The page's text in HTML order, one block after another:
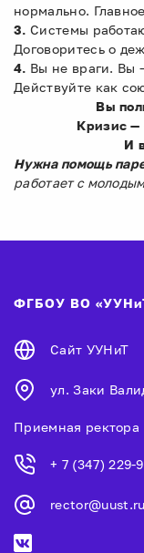
нормально.
3. Системы
Договоритесь о
4. Вы не враги. Вы
Действуйте как
Вы
Кризис —
И
Нужна помощь
работает с
ФГБОУ ВО
Сайт УУНиТ
ул. Заки
Приемная ректора
+ 7 (347) 229-
rector@uust.ru